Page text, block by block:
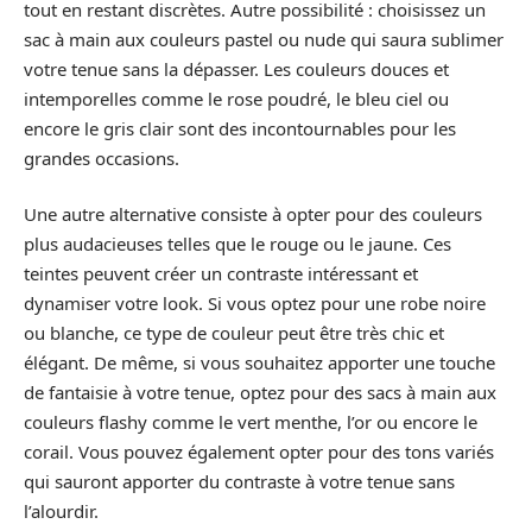
tout en restant discrètes. Autre possibilité : choisissez un
sac à main aux couleurs pastel ou nude qui saura sublimer
votre tenue sans la dépasser. Les couleurs douces et
intemporelles comme le rose poudré, le bleu ciel ou
encore le gris clair sont des incontournables pour les
grandes occasions.
Une autre alternative consiste à opter pour des couleurs
plus audacieuses telles que le rouge ou le jaune. Ces
teintes peuvent créer un contraste intéressant et
dynamiser votre look. Si vous optez pour une robe noire
ou blanche, ce type de couleur peut être très chic et
élégant. De même, si vous souhaitez apporter une touche
de fantaisie à votre tenue, optez pour des sacs à main aux
couleurs flashy comme le vert menthe, l’or ou encore le
corail. Vous pouvez également opter pour des tons variés
qui sauront apporter du contraste à votre tenue sans
l’alourdir.